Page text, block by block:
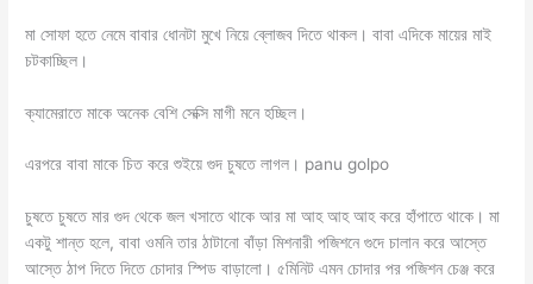
মা সোফা হতে নেমে বাবার ধোনটা মুখে নিয়ে ব্লোজব দিতে থাকল। বাবা এদিকে মায়ের মাই
চটকাচ্ছিল।
ক্যামেরাতে মাকে অনেক বেশি সেক্সি মাগী মনে হচ্ছিল।
এরপরে বাবা মাকে চিত করে শুইয়ে গুদ চুষতে লাগল। panu golpo
চুষতে চুষতে মার গুদ থেকে জল খসাতে থাকে আর মা আহ আহ আহ করে হাঁপাতে থাকে। মা
একটু শান্ত হলে, বাবা ওমনি তার ঠাটানো বাঁড়া মিশনারী পজিশনে গুদে চালান করে আস্তে
আস্তে ঠাপ দিতে দিতে চোদার স্পিড বাড়ালো। ৫মিনিট এমন চোদার পর পজিশন চেঞ্জ করে